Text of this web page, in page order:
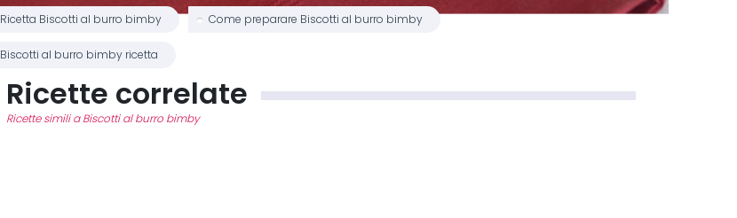
Ricetta Biscotti al burro bimby Come preparare Biscotti al burro bimby
Biscotti al burro bimby ricetta
Ricette correlate
Ricette simili a Biscotti al burro bimby